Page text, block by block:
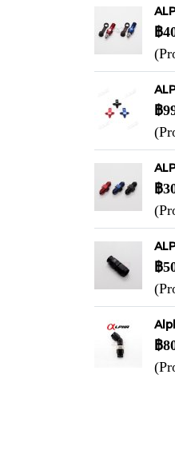
฿
฿
฿
฿
฿